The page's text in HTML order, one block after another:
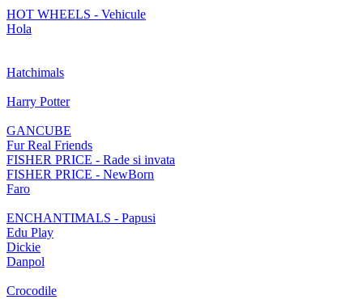
HOT WHEELS - Vehicule
Hola
Hatchimals
Harry Potter
GANCUBE
Fur Real Friends
FISHER PRICE - Rade si invata
FISHER PRICE - NewBorn
Faro
ENCHANTIMALS - Papusi
Edu Play
Dickie
Danpol
Crocodile